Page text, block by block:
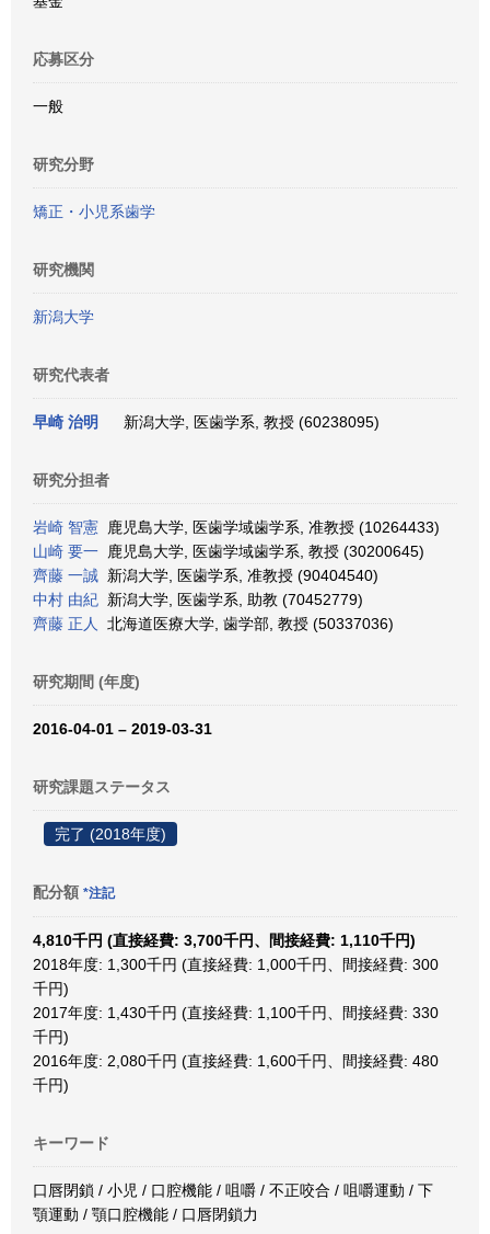
応募区分
一般
研究分野
矯正・小児系歯学
研究機関
新潟大学
研究代表者
早崎 治明 新潟大学, 医歯学系, 教授 (60238095)
研究分担者
岩崎 智憲 鹿児島大学, 医歯学域歯学系, 准教授 (10264433)
山崎 要一 鹿児島大学, 医歯学域歯学系, 教授 (30200645)
齊藤 一誠 新潟大学, 医歯学系, 准教授 (90404540)
中村 由紀 新潟大学, 医歯学系, 助教 (70452779)
齊藤 正人
北海道医療大学, 歯学部, 教授 (50337036)
研究期間 (年度)
2016-04-01 – 2019-03-31
研究課題ステータス
完了 (2018年度)
配分額 *注記
4,810千円 (直接経費: 3,700千円、間接経費: 1,110千円)
2018年度: 1,300千円 (直接経費: 1,000千円、間接経費: 300
千円)
2017年度: 1,430千円 (直接経費: 1,100千円、間接経費: 330
千円)
2016年度: 2,080千円 (直接経費: 1,600千円、間接経費: 480
千円)
キーワード
口唇閉鎖 / 小児 / 口腔機能 / 咀嚼 / 不正咬合 / 咀嚼運動 / 下
顎運動 / 顎口腔機能 / 口唇閉鎖力